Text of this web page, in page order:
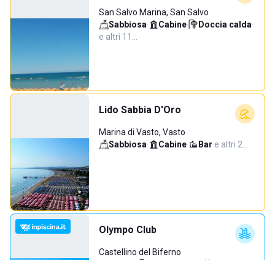
San Salvo Marina, San Salvo
Sabbiosa· Cabine· Doccia calda·
e altri 11…
Lido Sabbia D'Oro
Marina di Vasto, Vasto
Sabbiosa· Cabine· Bar·e altri 2…
Olympo Club
Castellino del Biferno